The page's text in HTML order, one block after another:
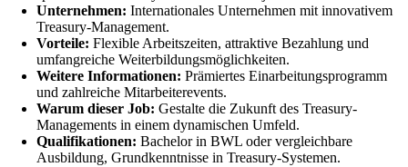
Unternehmen: Internationales Unternehmen mit innovativem
Treasury-Management.
Vorteile: Flexible Arbeitszeiten, attraktive Bezahlung und
umfangreiche Weiterbildungsmöglichkeiten.
Weitere Informationen: Prämiertes Einarbeitungsprogramm
und zahlreiche Mitarbeiterevents.
Warum dieser Job: Gestalte die Zukunft des Treasury-
Managements in einem dynamischen Umfeld.
Qualifikationen: Bachelor in BWL oder vergleichbare
Ausbildung, Grundkenntnisse in Treasury-Systemen.